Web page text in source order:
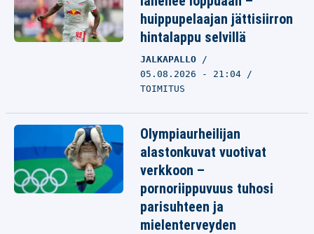
huippupelaajan jättisiirron
hintalappu selvillä
JALKAPALLO
05.08.2026 - 21:04
TOIMITUS
Olympiaurheilijan
alastonkuvat vuotivat
verkkoon –
pornoriippuvuus tuhosi
parisuhteen ja
mielenterveyden